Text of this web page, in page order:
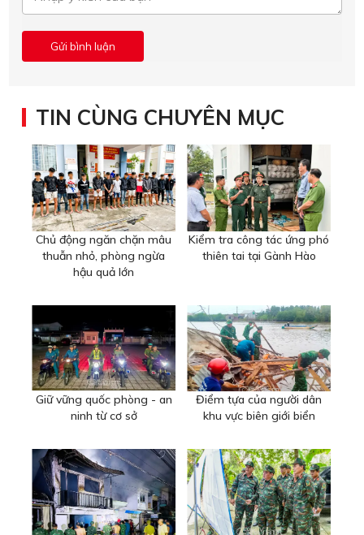
TIN CÙNG CHUYÊN MỤC
Chủ động ngăn chặn mâu
thuẫn nhỏ, phòng ngừa
hậu quả lớn
Kiểm tra công tác ứng phó
thiên tai tại Gành Hào
Giữ vững quốc phòng - an
ninh từ cơ sở
Điểm tựa của người dân
khu vực biên giới biển